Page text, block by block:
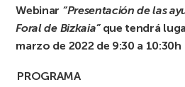
Webinar “Presentación de las
Foral de Bizkaia”que tendrá
marzo de 2022 de 9:30 a 10:30h
PROGRAMA